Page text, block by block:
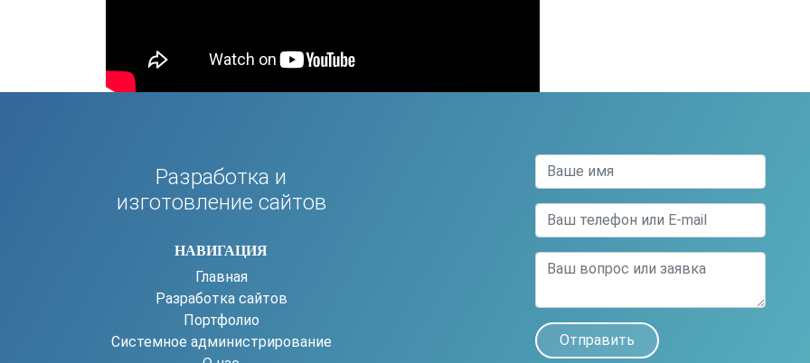
Разработка и
изготовление сайтов
НАВИГАЦИЯ
Главная
Разработка сайтов
Портфолио
Системное администрирование
Отправить